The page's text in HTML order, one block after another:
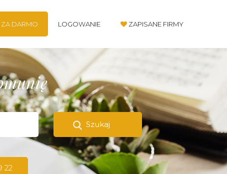
DARMO LOGOWANIE ZAPISANE FIRMY
Szukaj
22